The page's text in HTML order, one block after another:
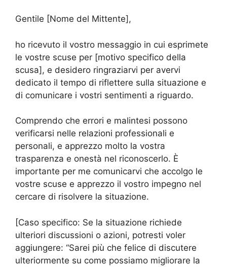
Gentile [Nome del Mittente],
ho ricevuto il vostro messaggio in cui esprimete
le vostre scuse per [motivo specifico della
scusa], e desidero ringraziarvi per avervi
dedicato il tempo di riflettere sulla situazione e
di comunicare i vostri sentimenti a riguardo.
Comprendo che errori e malintesi possono
verificarsi nelle relazioni professionali e
personali, e apprezzo molto la vostra
trasparenza e onestà nel riconoscerlo. È
importante per me comunicarvi che accolgo le
vostre scuse e apprezzo il vostro impegno nel
cercare di risolvere la situazione.
[Caso specifico: Se la situazione richiede
ulteriori discussioni o azioni, potresti voler
aggiungere: “Sarei più che felice di discutere
ulteriormente su come possiamo migliorare la